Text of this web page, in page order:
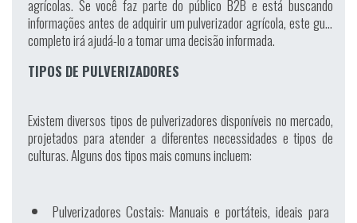
agrícolas. Se você faz parte do público B2B e está buscando
informações antes de adquirir um pulverizador agrícola, este guia
completo irá ajudá-lo a tomar uma decisão informada.
TIPOS DE PULVERIZADORES
Existem diversos tipos de pulverizadores disponíveis no mercado,
projetados para atender a diferentes necessidades e tipos de
culturas. Alguns dos tipos mais comuns incluem:
Pulverizadores Costais: Manuais e portáteis, ideais para